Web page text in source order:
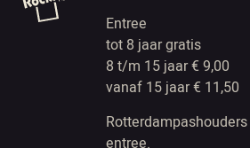
Entree
tot 8 jaar gratis
8 t/m 15 jaar € 9,00
vanaf 15 jaar € 11,50
entree.